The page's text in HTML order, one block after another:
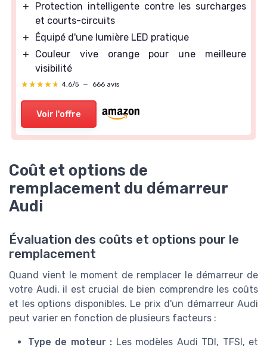
＋
Protection intelligente contre les surcharges
et courts-circuits
＋
Équipé d'une lumière LED pratique
＋
Couleur vive orange pour une meilleure
visibilité
★★★★★
★★★★★ 4,6/5 — 666 avis
Voir l'offre
Coût et options de
remplacement du démarreur
Audi
Évaluation des coûts et options pour le
remplacement
Quand vient le moment de remplacer le démarreur de
votre Audi, il est crucial de bien comprendre les coûts
et les options disponibles. Le prix d'un démarreur Audi
peut varier en fonction de plusieurs facteurs :
Type de moteur : Les modèles Audi TDI, TFSI, et